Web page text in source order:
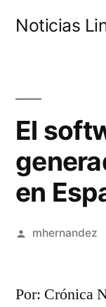
Noticias
El
en
Publicado
mhernandez
Por: Crónica